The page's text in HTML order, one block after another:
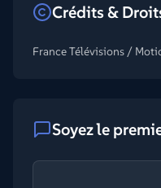
Crédits &
France Télévisions /
Soyez le